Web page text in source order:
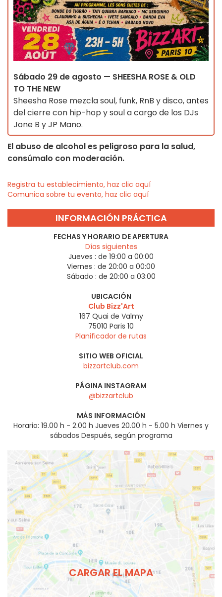
Sábado 29 de agosto — SHEESHA ROSE & OLD
TO THE NEW
Sheesha Rose mezcla soul, funk, RnB y disco, antes
del cierre con hip-hop y soul a cargo de los DJs
Jone B y JP Mano.
El abuso de alcohol es peligroso para la salud,
consúmalo con moderación.
Registra tu establecimiento, haz clic aquí
Comunica sobre tu evento, haz clic aquí
INFORMACIÓN PRÁCTICA
FECHAS Y HORARIO DE APERTURA
Días siguientes
Jueves : de 19:00 a 00:00
Viernes : de 20:00 a 00:00
Sábado : de 20:00 a 03:00
UBICACIÓN
Club Bizz'Art
167 Quai de Valmy
75010 Paris 10
Planificador de rutas
SITIO WEB OFICIAL
bizzartclub.com
PÁGINA INSTAGRAM
@bizzartclub
MÁS INFORMACIÓN
Horario: 19.00 h - 2.00 h Jueves 20.00 h - 5.00 h Viernes y
sábados Después, según programa
CARGAR EL MAPA